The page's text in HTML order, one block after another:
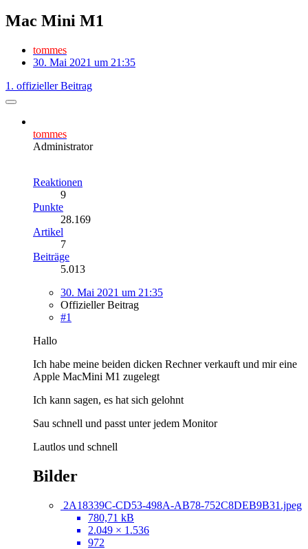
Mac Mini M1
tommes
30. Mai 2021 um 21:35
1. offizieller Beitrag
tommes
Administrator
Reaktionen
9
Punkte
28.169
Artikel
7
Beiträge
5.013
30. Mai 2021 um 21:35
Offizieller Beitrag
#1
Hallo
Ich habe meine beiden dicken Rechner verkauft und mir eine
Apple MacMini M1 zugelegt
Ich kann sagen, es hat sich gelohnt
Sau schnell und passt unter jedem Monitor
Lautlos und schnell
Bilder
2A18339C-CD53-498A-AB78-752C8DEB9B31.jpeg
780,71 kB
2.049 × 1.536
972